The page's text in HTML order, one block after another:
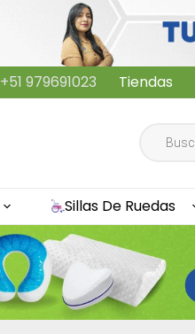
+51 979691023 Tiendas
Sillas De Ruedas